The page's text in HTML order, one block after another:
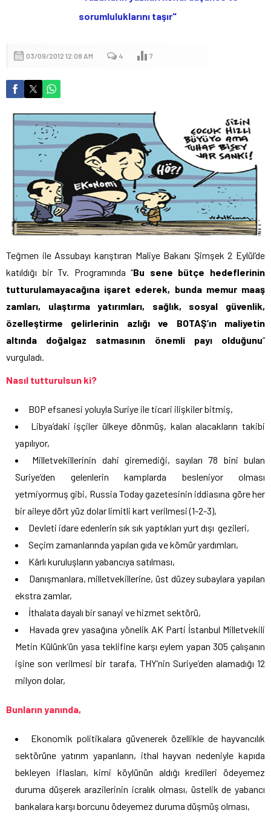
sorumluluklarını taşır"
03/09/2012 12:08 AM 4 7
Teğmen ile Assubayı karıştıran Maliye Bakanı Şimşek 2 Eylül’de
katıldığı bir Tv. Programında “Bu sene bütçe hedeflerinin
tutturulamayacağına işaret ederek, bunda memur maaş
zamları, ulaştırma yatırımları, sağlık, sosyal güvenlik,
özelleştirme gelirlerinin azlığı ve BOTAŞ’ın maliyetin
altında doğalgaz satmasının önemli payı olduğunu”
vurguladı.
Nasıl tutturulsun ki?
BOP efsanesi yoluyla Suriye ile ticari ilişkiler bitmiş,
Libya’daki işçiler ülkeye dönmüş, kalan alacakların takibi
yapılıyor,
Milletvekillerinin dahi giremediği, sayıları 78 bini bulan
Suriye’den gelenlerin kamplarda besleniyor olması
yetmiyormuş gibi, Russia Today gazetesinin iddiasına göre her
bir aileye dört yüz dolar limitli kart verilmesi (1-2-3),
Devleti idare edenlerin sık sık yaptıkları yurt dışı gezileri,
Seçim zamanlarında yapılan gıda ve kömür yardımları,
Kârlı kuruluşların yabancıya satılması,
Danışmanlara, milletvekillerine, üst düzey subaylara yapılan
ekstra zamlar,
İthalata dayalı bir sanayi ve hizmet sektörü,
Havada grev yasağına yönelik AK Parti İstanbul Milletvekili
Metin Külünk’ün yasa teklifine karşı eylem yapan 305 çalışanın
işine son verilmesi bir tarafa, THY’nin Suriye’den alamadığı 12
milyon dolar,
Bunların yanında,
Ekonomik politikalara güvenerek özellikle de hayvancılık
sektörüne yatırım yapanların, ithal hayvan nedeniyle kapıda
bekleyen iflasları, kimi köylünün aldığı kredileri ödeyemez
duruma düşerek arazilerinin icralık olması, üstelik de yabancı
bankalara karşı borcunu ödeyemez duruma düşmüş olması,